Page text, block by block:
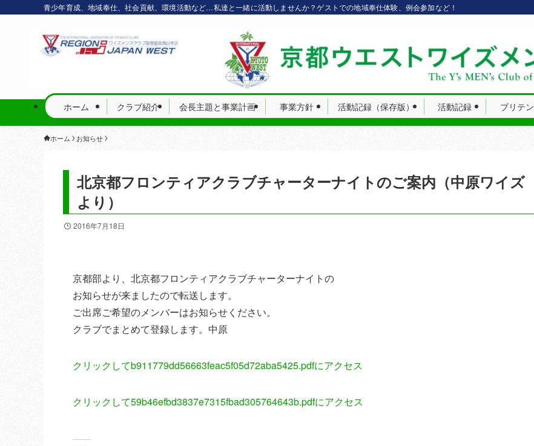
青少年育成、地域奉仕、社会貢献、環境活動など…私達と一緒に活動しませんか？ゲストでの地域奉仕体験、例会参加など！
ホーム クラブ紹介 会長主題と事業計画 事業方針 活動記録（保存版） 活動記録 ブリテン
ホーム お知らせ
北京都フロンティアクラブチャーターナイトのご案内（中原ワイズ
より）
2016年7月18日
京都部より、北京都フロンティアクラブチャーターナイトの
お知らせが来ましたので転送します。
ご出席ご希望のメンバーはお知らせください。
クラブでまとめて登録します。中原
クリックしてb911779dd56663feac5f05d72aba5425.pdfにアクセス
クリックして59b46efbd3837e7315fbad305764643b.pdfにアクセス